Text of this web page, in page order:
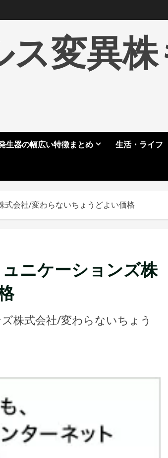
変異
生器の幅広い特徴まとめ 生活・ライフ
式会社/変わらないちょうどよい価格
ニケーションズ株
株式会社/変わらないちょう